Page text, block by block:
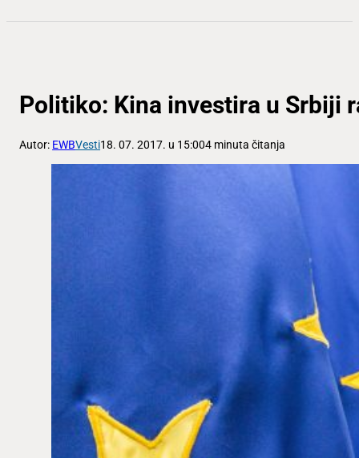
Politiko: Kina investira u Srbiji
Autor: EWBVesti18. 07. 2017. u 15:004 minuta čitanja